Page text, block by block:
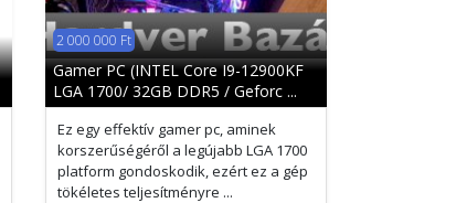
2 000 000 Ft
Gamer PC (INTEL Core I9-12900KF
LGA 1700/ 32GB DDR5 / Geforc ...
Ez egy effektív gamer pc, aminek
korszerűségéről a legújabb LGA 1700
platform gondoskodik, ezért ez a gép
tökéletes teljesítményre ...